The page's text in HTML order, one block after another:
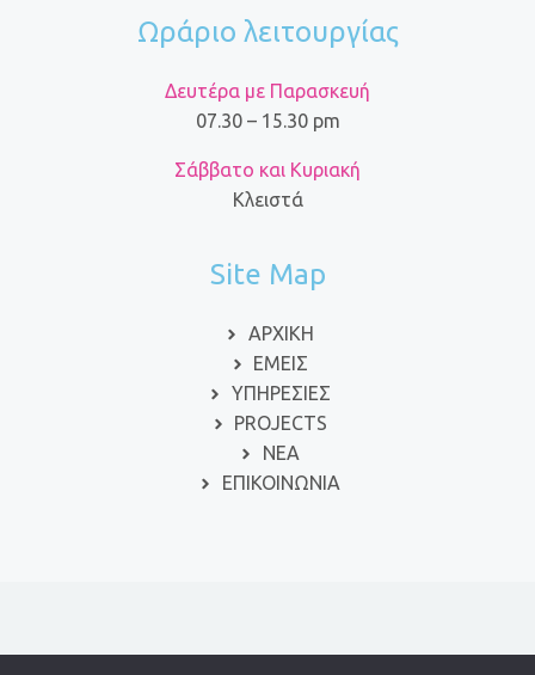
Ωράριο λειτουργίας
Δευτέρα με Παρασκευή
07.30 – 15.30 pm
Σάββατο και Κυριακή
Κλειστά
Site Map
ΑΡΧΙΚΗ
ΕΜΕΙΣ
ΥΠΗΡΕΣΙΕΣ
PROJECTS
ΝΕΑ
ΕΠΙΚΟΙΝΩΝΙΑ